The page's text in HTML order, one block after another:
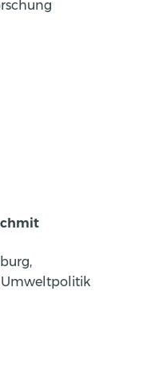
Umweltpolitik